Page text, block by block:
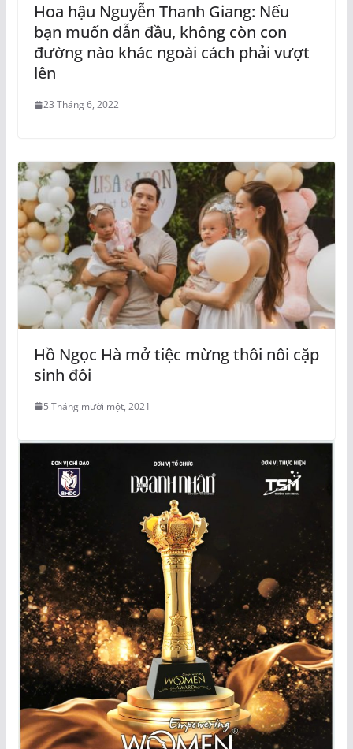
Hoa hậu Nguyễn Thanh Giang: Nếu
bạn muốn dẫn đầu, không còn con
đường nào khác ngoài cách phải vượt
lên
23 Tháng 6, 2022
Hồ Ngọc Hà mở tiệc mừng thôi nôi cặp
sinh đôi
5 Tháng mười một, 2021